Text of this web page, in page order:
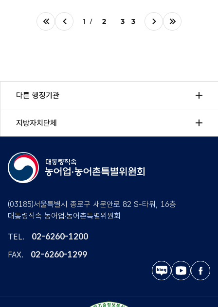
1 2 3 3
다른 행정기관
지방자치단체
(03185)서울특별시 종로구 새문안로 82 S-타워, 16층
대통령직속 농어업·농어촌특별위원회
TEL. 02-6260-1200
FAX. 02-6260-1299
블
로
유
튜
페
이